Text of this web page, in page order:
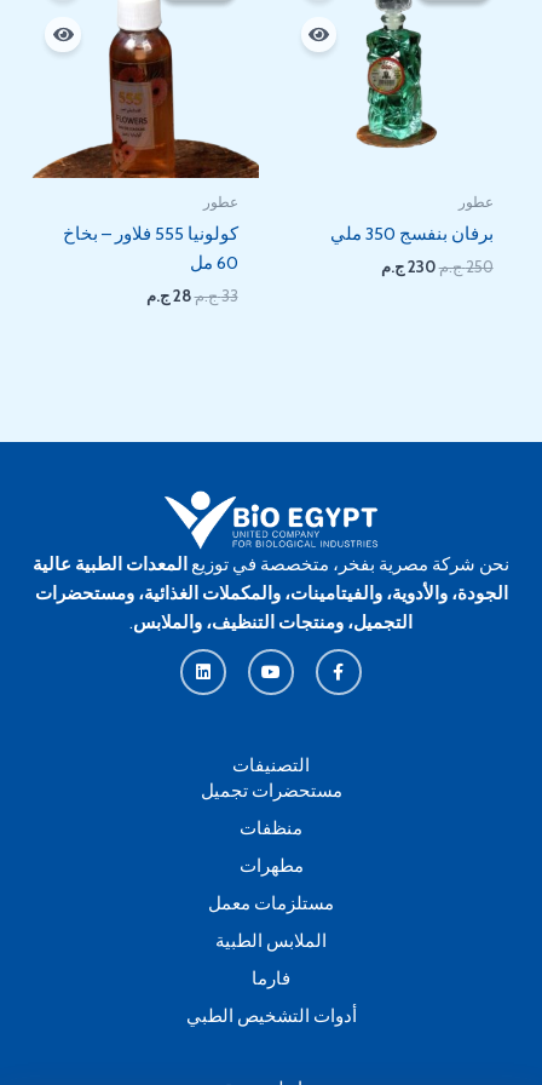
عطور
برفان بنفسج 350 ملي
250ج.م230 ج.م
230 EGP.
عطور
كولونيا 555 فلاور – بخاخ
60 مل
33ج.م28 ج.م
نحن شركة مصرية بفخر، متخصصة في توزيع المعدات الطبية عالية
الجودة، والأدوية، والفيتامينات، والمكملات الغذائية، ومستحضرات
التجميل، ومنتجات التنظيف، والملابس.
F
a
c
e
f
Y
o
u
t
L
i
n
k
التصنيفات
مستحضرات تجميل
منظفات
مطهرات
مستلزمات معمل
الملابس الطبية
فارما
أدوات التشخيص الطبي